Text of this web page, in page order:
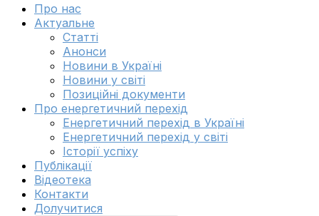
Toggle
navigation
Про нас
Актуальне
Cтатті
Анонси
Новини в Україні
Новини у світі
Позиційні документи
Про енергетичний перехід
Енергетичний перехід в Україні
Енергетичний перехід у світі
Історії успіху
Публікації
Відеотека
Контакти
Долучитися